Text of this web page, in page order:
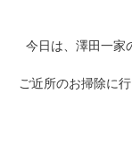
今日は、澤田一家
ご近所のお掃除に行